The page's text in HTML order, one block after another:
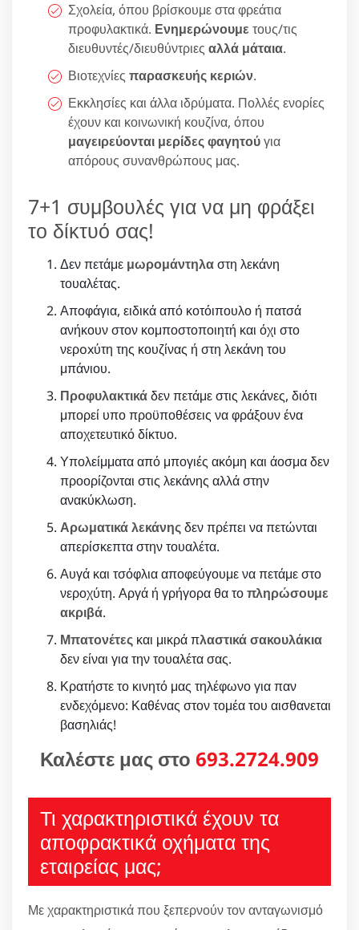
Σχολεία, όπου βρίσκουμε στα φρεάτια
προφυλακτικά. Ενημερώνουμε τους/τις
διευθυντές/διευθύντριες αλλά μάταια.
Βιοτεχνίες παρασκευής κεριών.
Εκκλησίες και άλλα ιδρύματα. Πολλές ενορίες
έχουν και κοινωνική κουζίνα, όπου
μαγειρεύονται μερίδες φαγητούγια
απόρους συνανθρώπους μας.
7+1 συμβουλές για να μη φράξει
το δίκτυό σας!
Δεν πετάμε μωρομάντηλαστη λεκάνη
τουαλέτας.
Αποφάγια, ειδικά από κοτόιπουλο ή πατσά
ανήκουν στον κομποστοποιητή και όχι στο
νερoxύτη της κουζίνας ή στη λεκάνη του
μπάνιου.
Προφυλακτικάδεν πετάμε στις λεκάνες, διότι
μπορεί υπο προϋποθέσεις να φράξουν ένα
αποχετευτικό δίκτυο.
Υπολείμματα από μπογιές ακόμη και άοσμα δεν
προορίζονται στις λεκάνης αλλά στην
ανακύκλωση.
Αρωματικά λεκάνηςδεν πρέπει να πετώνται
απερίσκεπτα στην τουαλέτα.
Αυγά και τσόφλια αποφεύγουμε να πετάμε στο
νεροχύτη. Αργά ή γρήγορα θα τοπληρώσουμε
ακριβά.
Μπατονέτες και μικρά πλαστικά σακουλάκια
δεν είναι για την τουαλέτα σας.
Κρατήστε το κινητό μας τηλέφωνο για παν
ενδεχόμενο: Καθένας στον τομέα του αισθανεται
βασηλιάς!
Καλέστε μας στο 693.2724.909
Τι χαρακτηριστικά έχουν τα
αποφρακτικά οχήματα της
εταιρείας μας;
Με χαρακτηριστικά που ξεπερνούν τον ανταγωνισμό